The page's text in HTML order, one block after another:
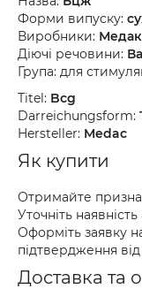
Форми випуску:
Виробники: Медак
Діючі речовини:
Група: для
Titel: Bcg
Darreichungsform:
Hersteller: Medac
Як купити
Отримайте
Уточніть
Оформіть заявку
підтвердження
Доставка та